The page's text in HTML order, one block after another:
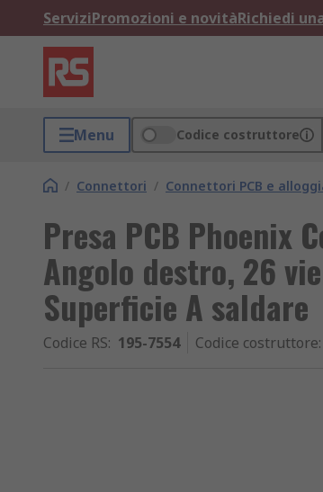
ServiziPromozioni e novitàRichiedi
Menu Codice costruttore
/ Connettori / Connettori PCB e
Presa PCB Phoenix
Angolo destro, 26
Superficie A saldare
Codice RS: 195-7554 Codice costruttore: